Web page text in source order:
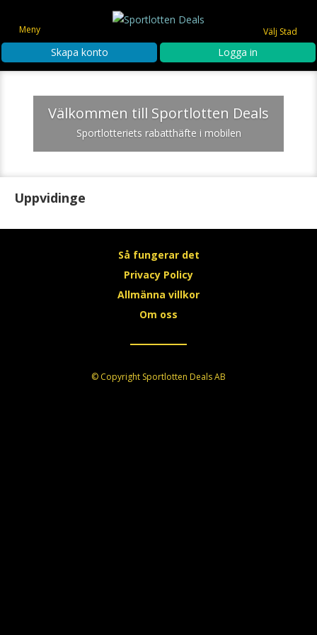
Meny Välj Stad
Skapa konto Logga in
Välkommen till Sportlotten Deals
Sportlotteriets rabatthäfte i mobilen
Uppvidinge
Så fungerar det
Privacy Policy
Allmänna villkor
Om oss
© Copyright Sportlotten Deals AB